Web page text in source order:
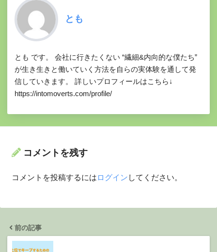
とも
とも です。 会社に行きたくない “繊細&内向的な僕たち”
が生き生きと働いていく方法を自らの実体験を通して発
信していきます。 詳しいプロフィールはこちら↓
https://intomoverts.com/profile/
コメントを残す
コメントを投稿するには ログイン してください。
前の記事